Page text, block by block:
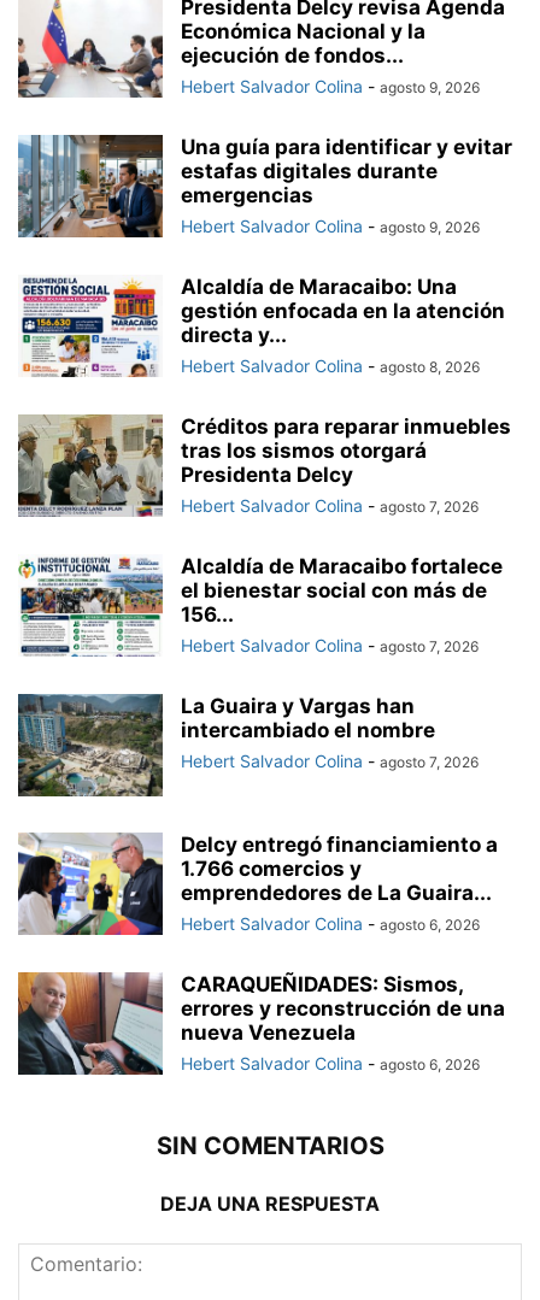
Presidenta Delcy revisa Agenda
Económica Nacional y la
ejecución de fondos...
Hebert Salvador Colina - agosto 9, 2026
Una guía para identificar y evitar
estafas digitales durante
emergencias
Hebert Salvador Colina - agosto 9, 2026
Alcaldía de Maracaibo: Una
gestión enfocada en la atención
directa y...
Hebert Salvador Colina - agosto 8, 2026
Créditos para reparar inmuebles
tras los sismos otorgará
Presidenta Delcy
Hebert Salvador Colina - agosto 7, 2026
Alcaldía de Maracaibo fortalece
el bienestar social con más de
156...
Hebert Salvador Colina - agosto 7, 2026
La Guaira y Vargas han
intercambiado el nombre
Hebert Salvador Colina - agosto 7, 2026
Delcy entregó financiamiento a
1.766 comercios y
emprendedores de La Guaira...
Hebert Salvador Colina - agosto 6, 2026
CARAQUEÑIDADES: Sismos,
errores y reconstrucción de una
nueva Venezuela
Hebert Salvador Colina - agosto 6, 2026
SIN COMENTARIOS
DEJA UNA RESPUESTA